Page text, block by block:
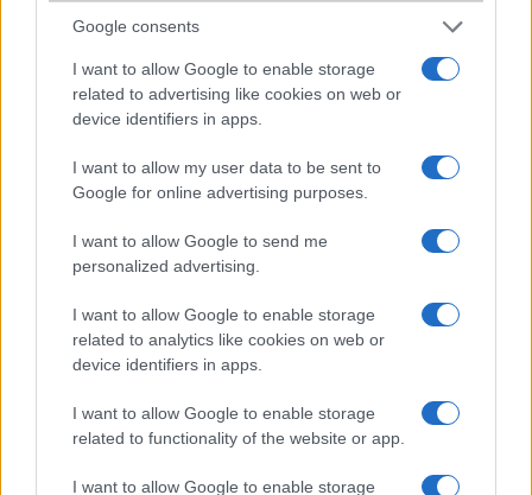
Google consents
I want to allow Google to enable storage
related to advertising like cookies on web or
device identifiers in apps.
I want to allow my user data to be sent to
Google for online advertising purposes.
I want to allow Google to send me
personalized advertising.
I want to allow Google to enable storage
related to analytics like cookies on web or
device identifiers in apps.
I want to allow Google to enable storage
related to functionality of the website or app.
I want to allow Google to enable storage
DjNorbi
2005-7-2 1:19:43 PM
Mennyi ez a Telo ? ? ? ? ? ?
takacsja
2005-7-2 2:19:15 PM
2005-7-2 6:51:04 PM
egyet a kezemben, hát sokkal jobb a kamera-retesze mint a K750-